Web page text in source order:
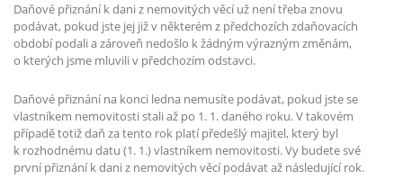
Daňové přiznání k dani z nemovitých věcí už není třeba znovu
podávat, pokud jste jej již v některém z předchozích zdaňovacích
období podali a zároveň nedošlo k žádným výrazným změnám,
o kterých jsme mluvili v předchozím odstavci.
Daňové přiznání na konci ledna nemusíte podávat, pokud jste se
vlastníkem nemovitosti stali až po 1. 1. daného roku. V takovém
případě totiž daň za tento rok platí předešlý majitel, který byl
k rozhodnému datu (1. 1.) vlastníkem nemovitosti. Vy budete své
první přiznání k dani z nemovitých věcí podávat až následující rok.